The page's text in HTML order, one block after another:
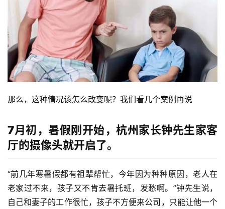
首
那么，这种情况该怎么改变呢？我们看几个案例再说
7月初，暑假刚开始，杭州家长钟先生家客
厅的摄像头就开启了。
“前几年寒暑假都有祖辈帮忙，今年因为种种原因，老人在
老家过不来，孩子又不肯去暑托班，发愁啊。”钟先生说，
自己和妻子的工作很忙，孩子不方便来公司，只能让他一个